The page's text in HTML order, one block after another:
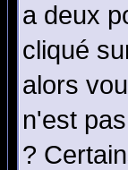
a deux
cliqué
alors
n'est
?